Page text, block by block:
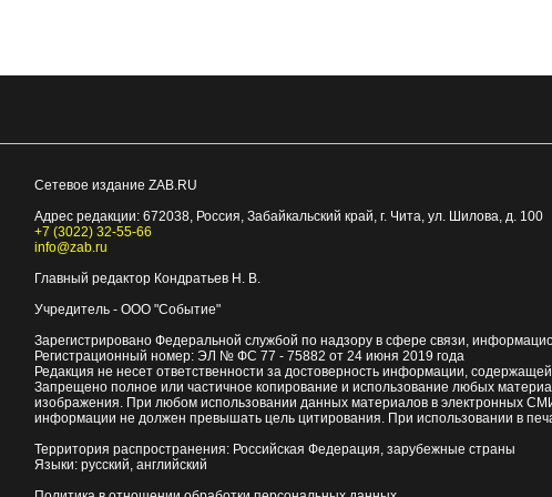
Сетевое издание ZAB.RU
Адрес редакции: 672038, Россия, Забайкальский край, г. Чита, ул. Шилова, д. 100
+7 (3022) 32-55-66
info@zab.ru
Главный редактор Кондратьев Н. В.
Учредитель - ООО "Событие"
Зарегистрировано Федеральной службой по надзору в сфере связи,
Регистрационный номер: ЭЛ № ФС 77 - 75882 от 24 июня 2019 года
Редакция не несет ответственности за достоверность информации,
Запрещено полное или частичное копирование и использование любых
изображения. При любом использовании данных материалов в электронных
информации не должен превышать цель цитирования. При использовании в
Территория распространения: Российская Федерация, зарубежные страны
Языки: русский, английский